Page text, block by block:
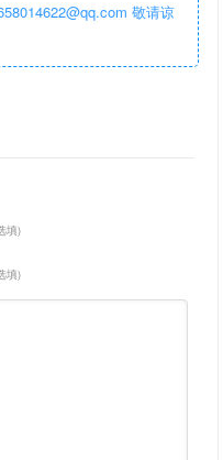
敬请谅
填)
填)